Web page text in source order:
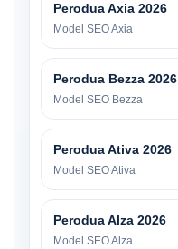
Perodua Axia 2026
Model SEO Axia
Perodua Bezza 2026
Model SEO Bezza
Perodua Ativa 2026
Model SEO Ativa
Perodua Alza 2026
Model SEO Alza